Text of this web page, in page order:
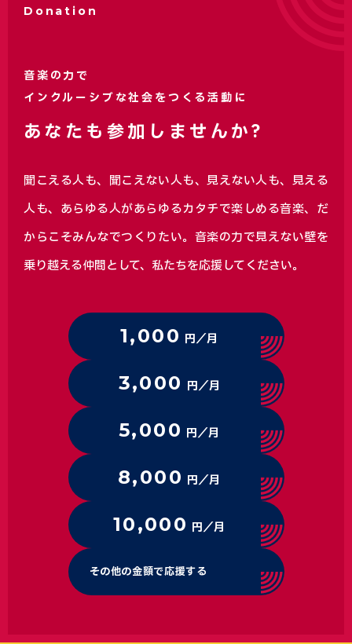
Donation
音楽の力で
インクルーシブな社会をつくる活動に
あなたも参加しませんか?
聞こえる人も、聞こえない人も、見えない人も、見える
人も、あらゆる人があらゆるカタチで楽しめる音楽、 だ
からこそみんなでつくりたい。音楽の力で見えない壁を
乗り越える仲間として、私たちを応援してください。
1,000 円／月
3,000 円／月
5,000 円／月
8,000 円／月
10,000 円／月
その他の金額で応援する